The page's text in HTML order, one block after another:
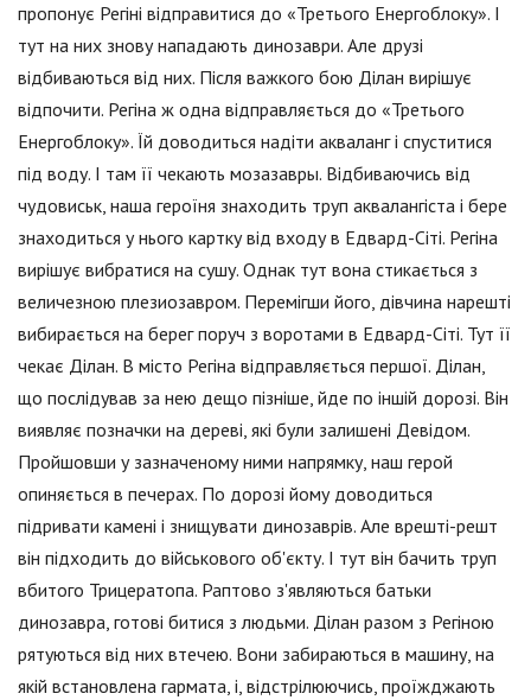
пропонує Регіні відправитися до «Третього Енергоблоку». І
тут на них знову нападають динозаври. Але друзі
відбиваються від них. Після важкого бою Ділан вирішує
відпочити. Регіна ж одна відправляється до «Третього
Енергоблоку». Їй доводиться надіти акваланг і спуститися
під воду. І там її чекають мозазавры. Відбиваючись від
чудовиськ, наша героїня знаходить труп аквалангіста і бере
знаходиться у нього картку від входу в Едвард-Сіті. Регіна
вирішує вибратися на сушу. Однак тут вона стикається з
величезною плезиозавром. Перемігши його, дівчина нарешті
вибирається на берег поруч з воротами в Едвард-Сіті. Тут її
чекає Ділан. В місто Регіна відправляється першої. Ділан,
що послідував за нею дещо пізніше, йде по іншій дорозі. Він
виявляє позначки на дереві, які були залишені Девідом.
Пройшовши у зазначеному ними напрямку, наш герой
опиняється в печерах. По дорозі йому доводиться
підривати камені і знищувати динозаврів. Але врешті-решт
він підходить до військового об'єкту. І тут він бачить труп
вбитого Трицератопа. Раптово з'являються батьки
динозавра, готові битися з людьми. Ділан разом з Регіною
рятуються від них втечею. Вони забираються в машину, на
якій встановлена гармата, і, відстрілюючись, проїжджають